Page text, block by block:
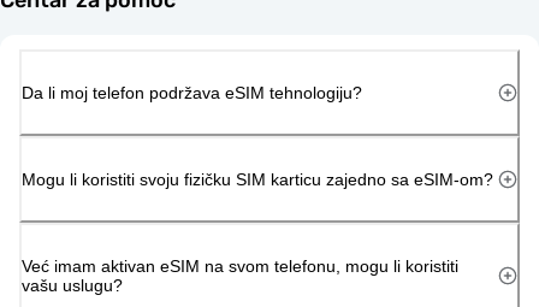
Da li moj telefon podržava eSIM tehnologiju?
Mogu li koristiti svoju fizičku SIM karticu zajedno sa eSIM-om?
Već imam aktivan eSIM na svom telefonu, mogu li koristiti
vašu uslugu?